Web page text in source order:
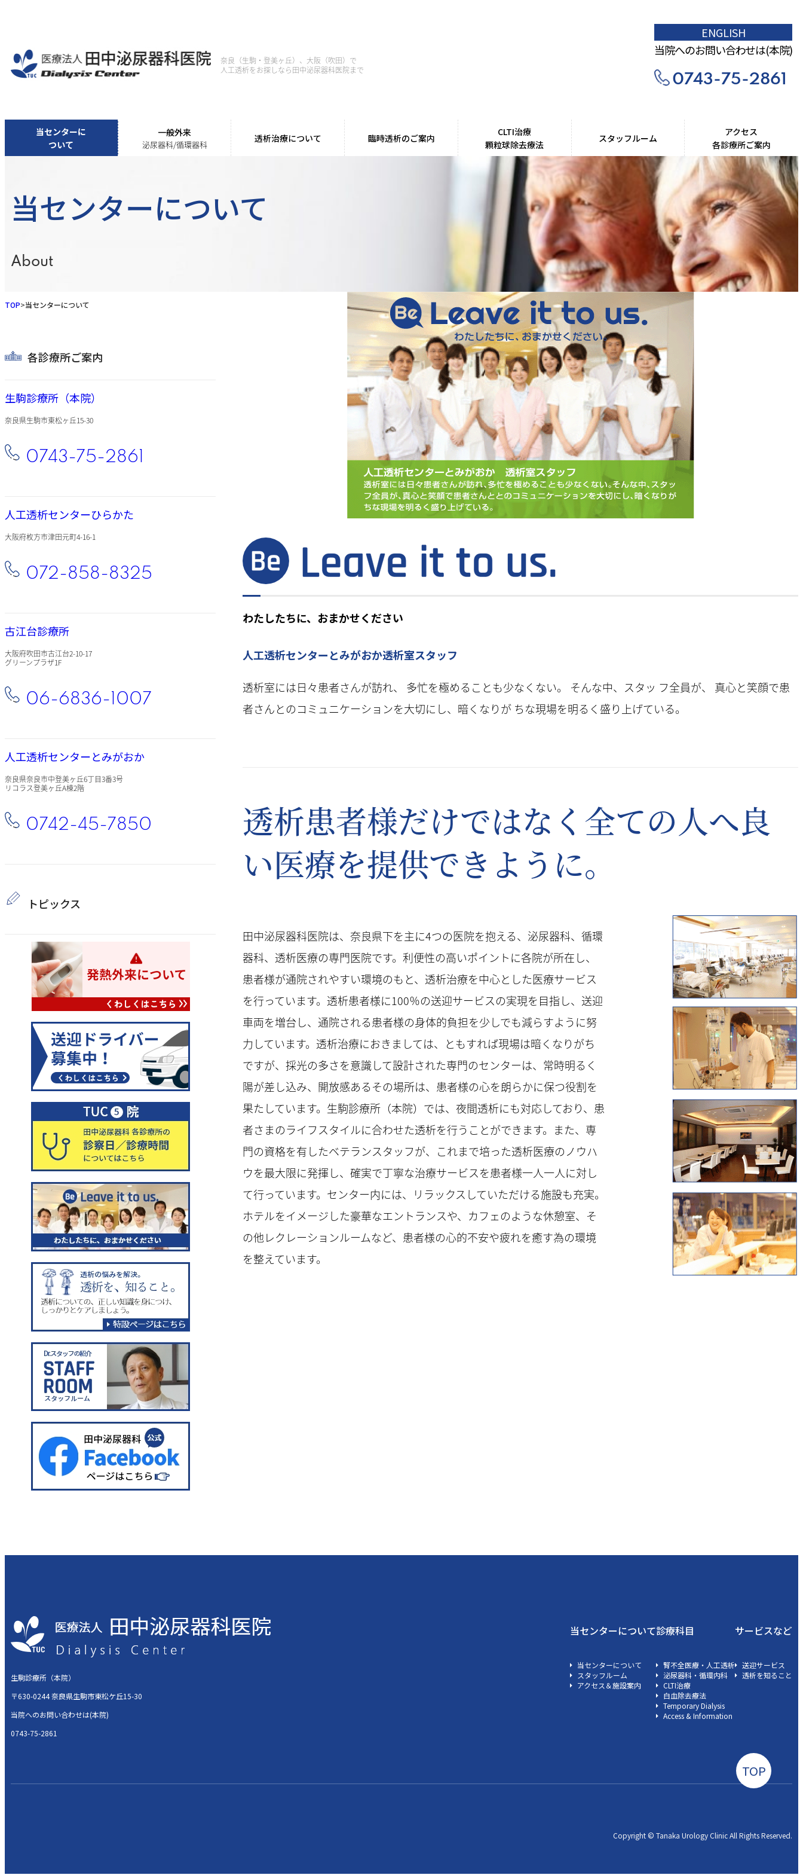
ス
キ
奈良（生駒・登美ヶ丘）、大阪（吹田）で
人工透析をお探しなら田中泌尿器科医院まで
ENGLISH
当院へのお問い合わせは(本院)
0743-75-2861
当センターに
ついて
一般外来
泌尿器科/循環器科
透析治療について 臨時透析のご案内
CLTI治療
顆粒球除去療法
スタッフルーム
アクセス
各診療所ご案内
当センターについて
About
TOP>当センターについて
各診療所ご案内
生駒診療所（本院）
奈良県生駒市東松ヶ丘15-30
0743-75-2861
人工透析センターひらかた
大阪府枚方市津田元町4-16-1
072-858-8325
古江台診療所
大阪府吹田市古江台2-10-17
グリーンプラザ1F
06-6836-1007
人工透析センターとみがおか
奈良県奈良市中登美ヶ丘6丁目3番3号
リコラス登美ヶ丘A棟2階
0742-45-7850
トピックス
わたしたちに、おまかせください
人工透析センターとみがおか透析室スタッフ
透析室には日々患者さんが訪れ、 多忙を極めることも少なくない。 そんな中、スタッ フ全員が、 真心と笑顔で患
者さんとのコミュニケーションを大切にし、暗くなりが ちな現場を明るく盛り上げている。
透析患者様だけではなく全ての人へ良
い医療を提供できように。
田中泌尿器科医院は、奈良県下を主に4つの医院を抱える、泌尿器科、循環
器科、透析医療の専門医院です。利便性の高いポイントに各院が所在し、
患者様が通院されやすい環境のもと、透析治療を中心とした医療サービス
を行っています。透析患者様に100％の送迎サービスの実現を目指し、送迎
車両を増台し、通院される患者様の身体的負担を少しでも減らすように努
力しています。透析治療におきましては、ともすれば現場は暗くなりがち
ですが、採光の多さを意識して設計された専門のセンターは、常時明るく
陽が差し込み、開放感あるその場所は、患者様の心を朗らかに保つ役割を
果たしています。生駒診療所（本院）では、夜間透析にも対応しており、患
者さまのライフスタイルに合わせた透析を行うことができます。また、専
門の資格を有したベテランスタッフが、これまで培った透析医療のノウハ
ウを最大限に発揮し、確実で丁寧な治療サービスを患者様一人一人に対し
て行っています。センター内には、リラックスしていただける施設も充実。
ホテルをイメージした豪華なエントランスや、カフェのような休憩室、そ
の他レクレーションルームなど、患者様の心的不安や疲れを癒す為の環境
を整えています。
生駒診療所（本院）
〒630-0244 奈良県生駒市東松ケ丘15-30
当院へのお問い合わせは(本院)
0743-75-2861
当センターについて
当センターについて
スタッフルーム
アクセス＆施設案内
診療科目
腎不全医療・人工透析
泌尿器科・循環内科
CLTI治療
白血除去療法
Temporary Dialysis
Access & Information
サービスなど
送迎サービス
透析を知ること
Copyright © Tanaka Urology Clinic All Rights Reserved.
TOP